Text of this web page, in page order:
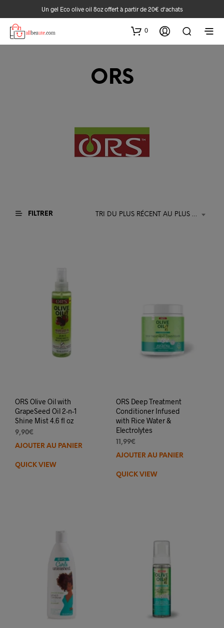
Un gel Eco olive oil 8oz offert à partir de 20€ d‘achats
0
ORS
FILTRER TRI DU PLUS RÉCENT AU PLUS ANCIEN
ORS Olive Oil with
GrapeSeed Oil 2-n-1
Shine Mist 4.6 fl oz
9,90€
AJOUTER AU PANIER
QUICK VIEW
ORS Deep Treatment
Conditioner Infused
with Rice Water &
Electrolytes
11,99€
AJOUTER AU PANIER
QUICK VIEW